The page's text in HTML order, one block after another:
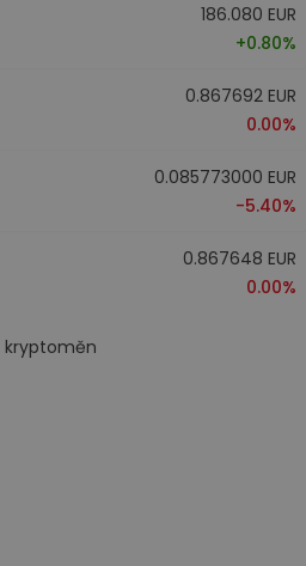
186.080 EUR
+0.80%
0.867692 EUR
0.00%
0.085773000 EUR
-5.40%
0.867648 EUR
0.00%
kryptoměn